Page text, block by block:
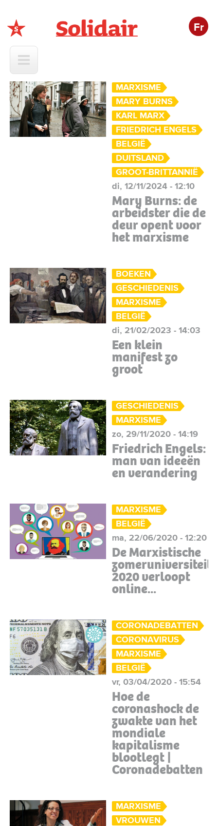
Fr
MARXISME
MARY BURNS
KARL MARX
FRIEDRICH ENGELS
BELGIË
DUITSLAND
GROOT-BRITTANNIË
di, 12/11/2024 - 12:10
Mary Burns: de
arbeidster die de
deur opent voor
het marxisme
BOEKEN
GESCHIEDENIS
MARXISME
BELGIË
di, 21/02/2023 - 14:03
Een klein
manifest zo
groot
GESCHIEDENIS
MARXISME
zo, 29/11/2020 - 14:19
Friedrich Engels:
man van ideeën
en verandering
MARXISME
BELGIË
ma, 22/06/2020 - 12:20
De Marxistische
zomeruniversiteit
2020 verloopt
online...
CORONADEBATTEN
CORONAVIRUS
MARXISME
BELGIË
vr, 03/04/2020 - 15:54
Hoe de
coronashock de
zwakte van het
mondiale
kapitalisme
blootlegt |
Coronadebatten
MARXISME
VROUWEN